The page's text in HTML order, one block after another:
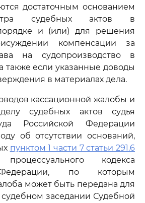
достаточным основанием
судебных актов в
и (или) для решения
компенсации за
на судопроизводство в
также если указанные доводы
в материалах дела.
кассационной жалобы и
судебных актов судья
Российской Федерации
об отсутствии оснований,
пунктом 1 части 7 статьи 291.6
кодекса
по которым
может быть передана для
заседании Судебной